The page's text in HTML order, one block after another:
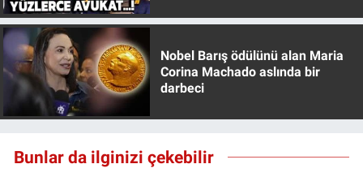
Nobel Barış ödülünü alan Maria
Corina Machado aslında bir
darbeci
Bunlar da ilginizi çekebilir